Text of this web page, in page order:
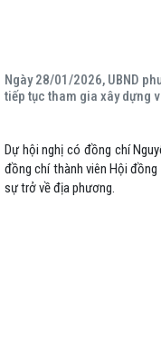
Ngày 28/01/2026, UBND
tiếp tục tham gia xây dựng
Dự hội nghị có đồng chí
đồng chí thành viên Hội đồng
sự trở về địa phương.